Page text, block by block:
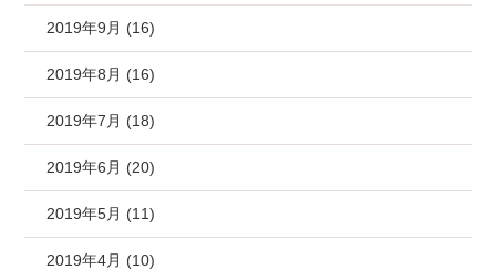
2019年9月 (16)
2019年8月 (16)
2019年7月 (18)
2019年6月 (20)
2019年5月 (11)
2019年4月 (10)